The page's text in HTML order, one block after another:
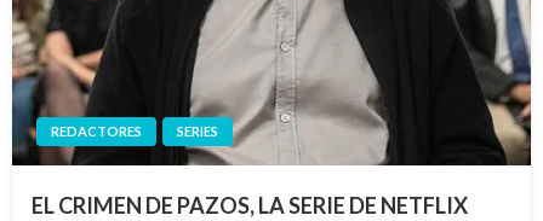
REDACTORES SERIES
EL CRIMEN DE PAZOS, LA SERIE DE NETFLIX